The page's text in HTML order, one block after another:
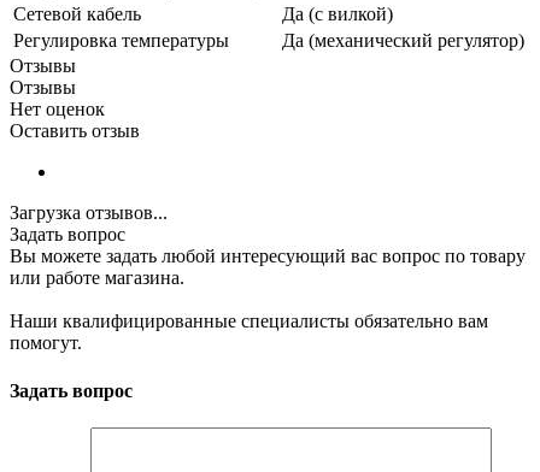
Сетевой кабель
Да (с вилкой)
Регулировка температуры
Да (механический регулятор)
Отзывы
Отзывы
Нет оценок
Оставить отзыв
Загрузка отзывов...
Задать вопрос
Вы можете задать любой интересующий вас вопрос по товару
или работе магазина.
Наши квалифицированные специалисты обязательно вам
помогут.
Задать вопрос